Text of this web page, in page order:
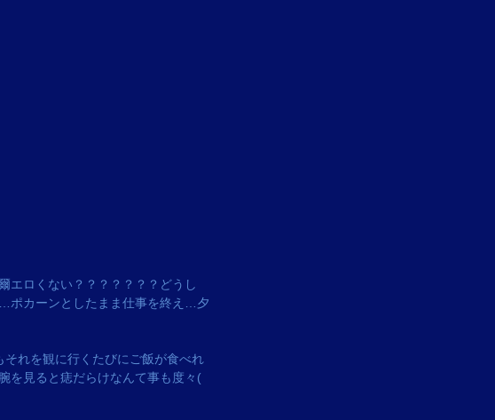
ロくない？？？？？？？どうし
ポカーンとしたまま仕事を終え…夕
れを観に行くたびにご飯が食べれ
を見ると痣だらけなんて事も度々‪(